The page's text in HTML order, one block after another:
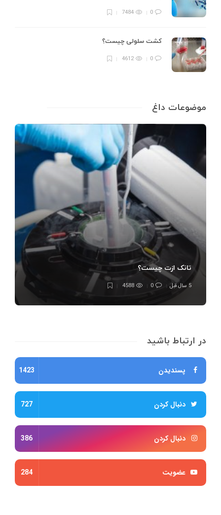
0
7484
کشت سلولی چیست؟
0
4612
موضوعات داغ
تانک ازت چیست؟
5 سال قبل 0
4588
در ارتباط باشید
پسندیدن 1423
دنبال کردن 727
دنبال کردن 386
عضویت 284